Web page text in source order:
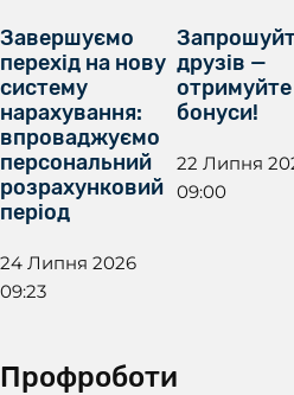
Завершуємо
перехід на нову
систему
нарахування:
впроваджуємо
персональний
розрахунковий
період
24 Липня 2026
09:23
друзів —
отримуйте
бонуси!
22 Липня
09:00
Профроботи